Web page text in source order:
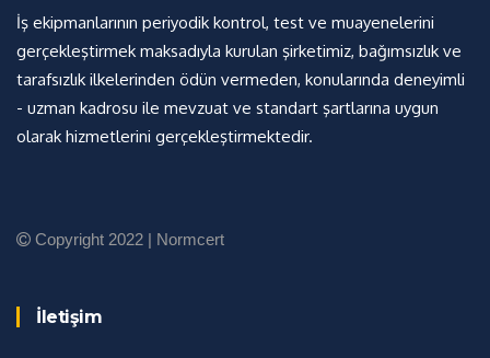
İş ekipmanlarının periyodik kontrol, test ve muayenelerini
gerçekleştirmek maksadıyla kurulan şirketimiz, bağımsızlık ve
tarafsızlık ilkelerinden ödün vermeden, konularında deneyimli
- uzman kadrosu ile mevzuat ve standart şartlarına uygun
olarak hizmetlerini gerçekleştirmektedir.
Copyright 2022 | Normcert
İletişim